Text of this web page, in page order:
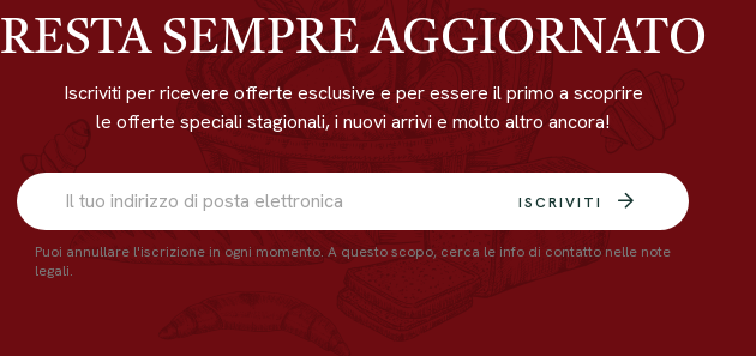
RESTA SEMPRE AGGIORNATO
Iscriviti per ricevere offerte esclusive e per essere il primo a scoprire
le offerte speciali stagionali, i nuovi arrivi e molto altro ancora!
ISCRIVITI
Puoi annullare l'iscrizione in ogni momento. A questo scopo, cerca le info di contatto nelle note
legali.